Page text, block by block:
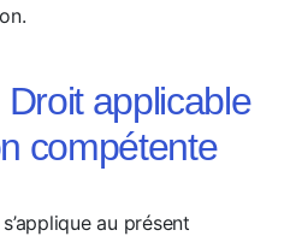
applicable
compétente
au présent